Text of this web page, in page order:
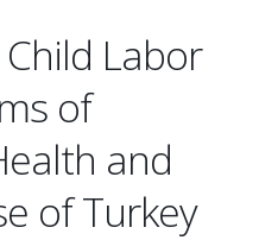
Labor
of
and
of Turkey